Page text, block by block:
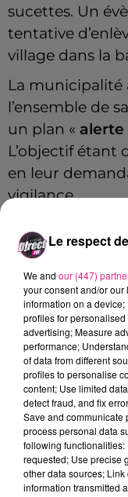
sucettes. Un
tentative
village dans la
La municipalité
l’ensemble de
un plan «
L’objectif étant
en leur
vigilance.
Capture
Une plainte
Le respect
We and our (447)
your consent and/or
information on a
profiles for
advertising; Measure
performance;
of data from different
profiles to personalise
content; Use limited
detect fraud, and fix
Save and communicate
process personal data
following
requested; Use precise
other data sources;
information transmitted